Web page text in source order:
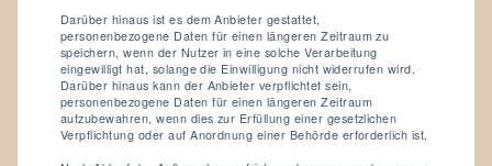
Darüber hinaus ist es dem Anbieter gestattet,
personenbezogene Daten für einen längeren Zeitraum zu
speichern, wenn der Nutzer in eine solche Verarbeitung
eingewilligt hat, solange die Einwilligung nicht widerrufen wird.
Darüber hinaus kann der Anbieter verpflichtet sein,
personenbezogene Daten für einen längeren Zeitraum
aufzubewahren, wenn dies zur Erfüllung einer gesetzlichen
Verpflichtung oder auf Anordnung einer Behörde erforderlich ist.